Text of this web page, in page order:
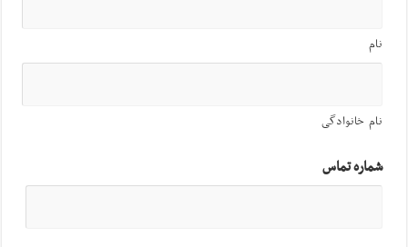
نام
نام خانوادگی
شماره تماس